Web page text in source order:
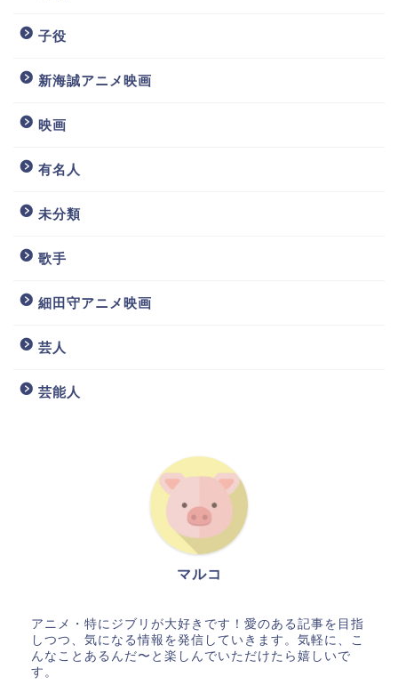
子役
新海誠アニメ映画
映画
有名人
未分類
歌手
細田守アニメ映画
芸人
芸能人
マルコ
アニメ・特にジブリが大好きです！愛のある記事を目指
しつつ、気になる情報を発信していきます。気軽に、こ
んなことあるんだ〜と楽しんでいただけたら嬉しいで
す。